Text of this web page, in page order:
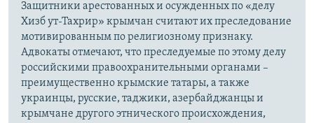
Защитники арестованных и осужденных по «делу
Хизб ут-Тахрир» крымчан считают их преследование
мотивированным по религиозному признаку.
Адвокаты отмечают, что преследуемые по этому делу
российскими правоохранительными органами –
преимущественно крымские татары, а также
украинцы, русские, таджики, азербайджанцы и
крымчане другого этнического происхождения,